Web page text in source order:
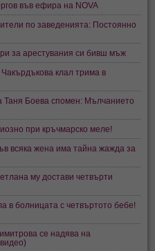
във ефира на NOVA
по заведенията: Постоянно
за арестувания си бивш мъж
клал трима в
Таня Боева спомен: Мълчанието
при кръчмарско меле!
всяка жена има тайна жажда за
му достави четвърти
в болницата с четвъртото бебе!
се надява на